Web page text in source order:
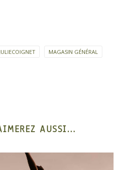
JULIECOIGNET MAGASIN GÉNÉRAL
AUSSI...